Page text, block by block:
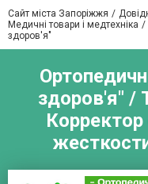
Сайт міста Запоріжжя
Медичні товари і медтехніка
здоров'я"
здоров'я" /